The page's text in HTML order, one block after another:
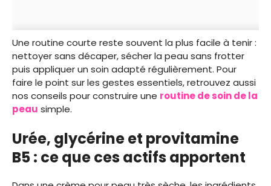
Une routine courte reste souvent la plus facile à tenir :
nettoyer sans décaper, sécher la peau sans frotter
puis appliquer un soin adapté régulièrement. Pour
faire le point sur les gestes essentiels, retrouvez aussi
nos conseils pour construire une routine de soin de la
peau simple.
Urée, glycérine et provitamine
B5 : ce que ces actifs apportent